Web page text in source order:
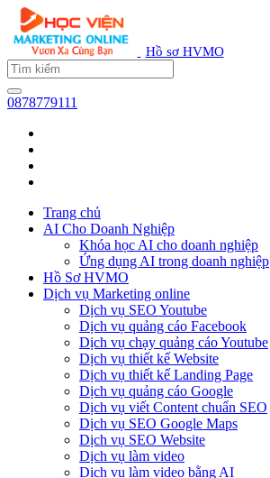
Hồ sơ HVMO
0878779111
Trang chủ
AI Cho Doanh Nghiệp
Khóa học AI cho doanh nghiệp
Ứng dụng AI trong doanh nghiệp
Hồ Sơ HVMO
Dịch vụ Marketing online
Dịch vụ SEO Youtube
Dịch vụ quảng cáo Facebook
Dịch vụ chạy quảng cáo Youtube
Dịch vụ thiết kế Website
Dịch vụ thiết kế Landing Page
Dịch vụ quảng cáo Google
Dịch vụ viết Content chuẩn SEO
Dịch vụ SEO Google Maps
Dịch vụ SEO Website
Dịch vụ làm video
Dịch vụ làm video bằng AI